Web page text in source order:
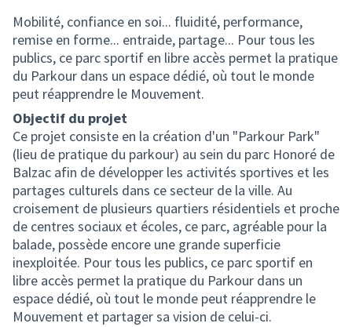
Mobilité, confiance en soi... fluidité, performance,
remise en forme... entraide, partage... Pour tous les
publics, ce parc sportif en libre accès permet la pratique
du Parkour dans un espace dédié, où tout le monde
peut réapprendre le Mouvement.
Objectif du projet
Ce projet consiste en la création d'un "Parkour Park"
(lieu de pratique du parkour) au sein du parc Honoré de
Balzac afin de développer les activités sportives et les
partages culturels dans ce secteur de la ville. Au
croisement de plusieurs quartiers résidentiels et proche
de centres sociaux et écoles, ce parc, agréable pour la
balade, possède encore une grande superficie
inexploitée. Pour tous les publics, ce parc sportif en
libre accès permet la pratique du Parkour dans un
espace dédié, où tout le monde peut réapprendre le
Mouvement et partager sa vision de celui-ci.